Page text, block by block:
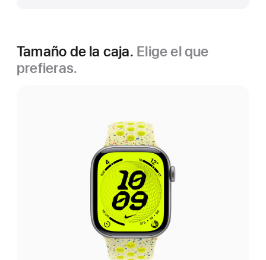
Tamaño de la caja. Elige el que
prefieras.